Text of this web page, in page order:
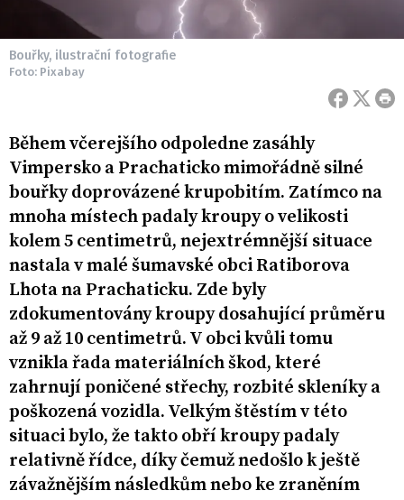
Bouřky, ilustrační fotografie
Foto: Pixabay
Během včerejšího odpoledne zasáhly
Vimpersko a Prachaticko mimořádně silné
bouřky doprovázené krupobitím. Zatímco na
mnoha místech padaly kroupy o velikosti
kolem 5 centimetrů, nejextrémnější situace
nastala v malé šumavské obci Ratiborova
Lhota na Prachaticku. Zde byly
zdokumentovány kroupy dosahující průměru
až 9 až 10 centimetrů. V obci kvůli tomu
vznikla řada materiálních škod, které
zahrnují poničené střechy, rozbité skleníky a
poškozená vozidla. Velkým štěstím v této
situaci bylo, že takto obří kroupy padaly
relativně řídce, díky čemuž nedošlo k ještě
závažnějším následkům nebo ke zraněním